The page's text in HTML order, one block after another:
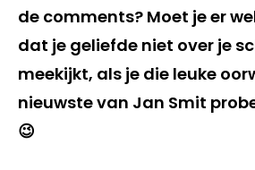
de comments? Moet je er
dat je geliefde niet over je
meekijkt, als je die leuke
nieuwste van Jan Smit
😉